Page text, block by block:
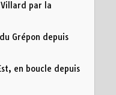
Villard par la
Grépon depuis
en boucle depuis